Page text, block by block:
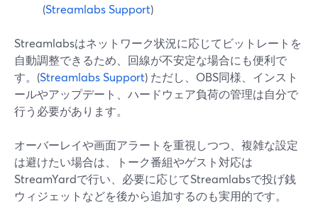
(Streamlabs Support)
Streamlabsはネットワーク状況に応じてビットレートを
自動調整できるため、回線が不安定な場合にも便利で
す。(Streamlabs Support) ただし、OBS同様、インスト
ールやアップデート、ハードウェア負荷の管理は自分で
行う必要があります。
オーバーレイや画面アラートを重視しつつ、複雑な設定
は避けたい場合は、トーク番組やゲスト対応は
StreamYardで行い、必要に応じてStreamlabsで投げ銭
ウィジェットなどを後から追加するのも実用的です。